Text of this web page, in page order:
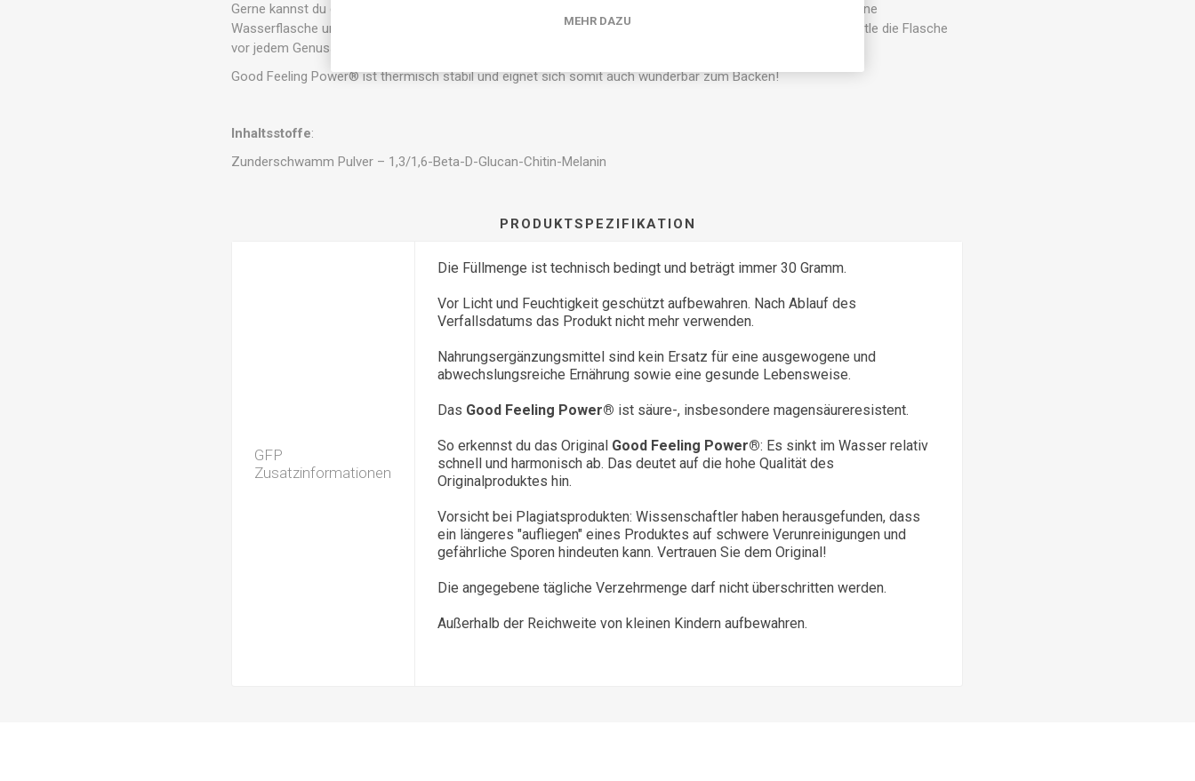
Gerne kannst du das Good Feeling Power® auch über den Tag verteilt trinken. Gebe dazu einfach 3-5 TL in eine
Wasserflasche und geniesse das Good Feeling Power® beim Sport, auf der Arbeit und einfach überall! Schüttle die Flasche
vor jedem Genuss.
Good Feeling Power® ist thermisch stabil und eignet sich somit auch wunderbar zum Backen!
Inhaltsstoffe:
Zunderschwamm Pulver – 1,3/1,6-Beta-D-Glucan-Chitin-Melanin
PRODUKTSPEZIFIKATION
GFP
Zusatzinformationen
Die Füllmenge ist technisch bedingt und beträgt immer 30 Gramm.
Vor Licht und Feuchtigkeit geschützt aufbewahren. Nach Ablauf des
Verfallsdatums das Produkt nicht mehr verwenden.
Nahrungsergänzungsmittel sind kein Ersatz für eine ausgewogene und
abwechslungsreiche Ernährung sowie eine gesunde Lebensweise.
Das Good Feeling Power® ist säure-, insbesondere magensäureresistent.
So erkennst du das Original Good Feeling Power®: Es sinkt im Wasser relativ
schnell und harmonisch ab. Das deutet auf die hohe Qualität des
Originalproduktes hin.
Vorsicht bei Plagiatsprodukten: Wissenschaftler haben herausgefunden, dass
ein längeres "aufliegen" eines Produktes auf schwere Verunreinigungen und
gefährliche Sporen hindeuten kann. Vertrauen Sie dem Original!
Die angegebene tägliche Verzehrmenge darf nicht überschritten werden.
Außerhalb der Reichweite von kleinen Kindern aufbewahren.
MEHR DAZU